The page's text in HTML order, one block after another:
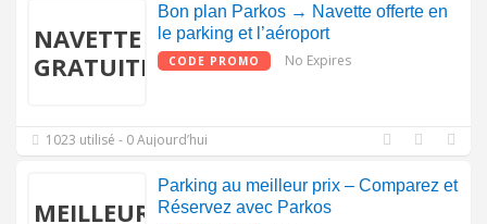
NAVETTE
GRATUITE
Bon plan Parkos → Navette offerte en
le parking et l’aéroport
CODE PROMO No Expires
1023 utilisé - 0 Aujourd’hui
MEILLEUR
Parking au meilleur prix – Comparez et
Réservez avec Parkos